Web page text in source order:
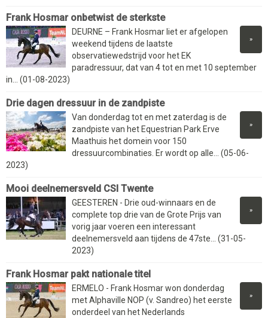
Frank Hosmar onbetwist de sterkste
»
DEURNE – Frank Hosmar liet er afgelopen
weekend tijdens de laatste
observatiewedstrijd voor het EK
paradressuur, dat van 4 tot en met 10 september
in... (01-08-2023)
Drie dagen dressuur in de zandpiste
»
Van donderdag tot en met zaterdag is de
zandpiste van het Equestrian Park Erve
Maathuis het domein voor 150
dressuurcombinaties. Er wordt op alle... (05-06-
2023)
Mooi deelnemersveld CSI Twente
»
GEESTEREN - Drie oud-winnaars en de
complete top drie van de Grote Prijs van
vorig jaar voeren een interessant
deelnemersveld aan tijdens de 47ste... (31-05-
2023)
Frank Hosmar pakt nationale titel
»
ERMELO - Frank Hosmar won donderdag
met Alphaville NOP (v. Sandreo) het eerste
onderdeel van het Nederlands